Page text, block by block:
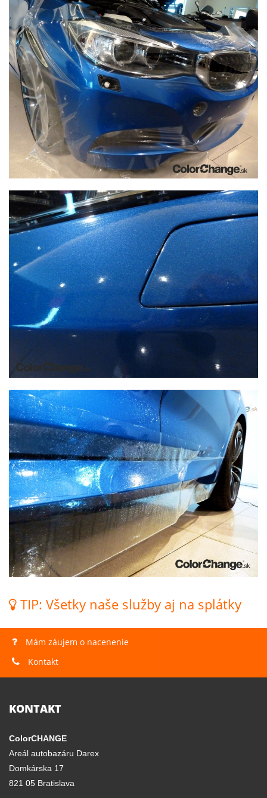
TIP: Všetky naše služby aj na splátky
Mám záujem o nacenenie
Kontakt
KONTAKT
ColorCHANGE
Areál autobazáru Darex
Domkárska 17
821 05 Bratislava